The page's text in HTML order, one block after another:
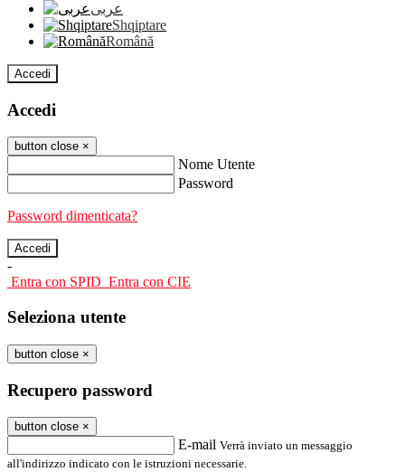
عربى
Shqiptare
Română
Accedi
Accedi
button close ×
Nome Utente
Password
Password dimenticata?
-
Entra con SPID Entra con CIE
Seleziona utente
button close ×
Recupero password
button close ×
E-mail Verrà inviato un messaggio
all'indirizzo indicato con le istruzioni necessarie.